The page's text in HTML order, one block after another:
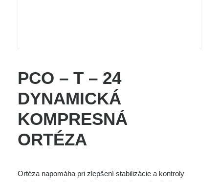
PCO – T – 24
DYNAMICKÁ
KOMPRESNÁ
ORTÉZA
Ortéza napomáha pri zlepšení stabilizácie a kontroly